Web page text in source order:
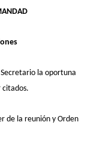
la oportuna
citados.
de la reunión y Orden